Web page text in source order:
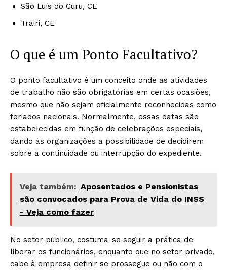
São Luís do Curu, CE
Trairi, CE
O que é um Ponto Facultativo?
O ponto facultativo é um conceito onde as atividades
de trabalho não são obrigatórias em certas ocasiões,
mesmo que não sejam oficialmente reconhecidas como
feriados nacionais. Normalmente, essas datas são
estabelecidas em função de celebrações especiais,
dando às organizações a possibilidade de decidirem
sobre a continuidade ou interrupção do expediente.
Veja também: Aposentados e Pensionistas
são convocados para Prova de Vida do INSS
- Veja como fazer
No setor público, costuma-se seguir a prática de
liberar os funcionários, enquanto que no setor privado,
cabe à empresa definir se prossegue ou não com o